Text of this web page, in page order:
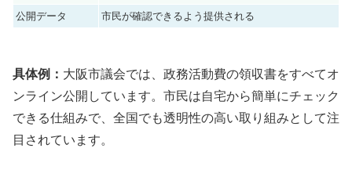
公開データ
市民が確認できるよう提供される
具体例： 大阪市議会では、政務活動費の領収書をすべてオ
ンライン公開しています。市民は自宅から簡単にチェック
できる仕組みで、全国でも透明性の高い取り組みとして注
目されています。